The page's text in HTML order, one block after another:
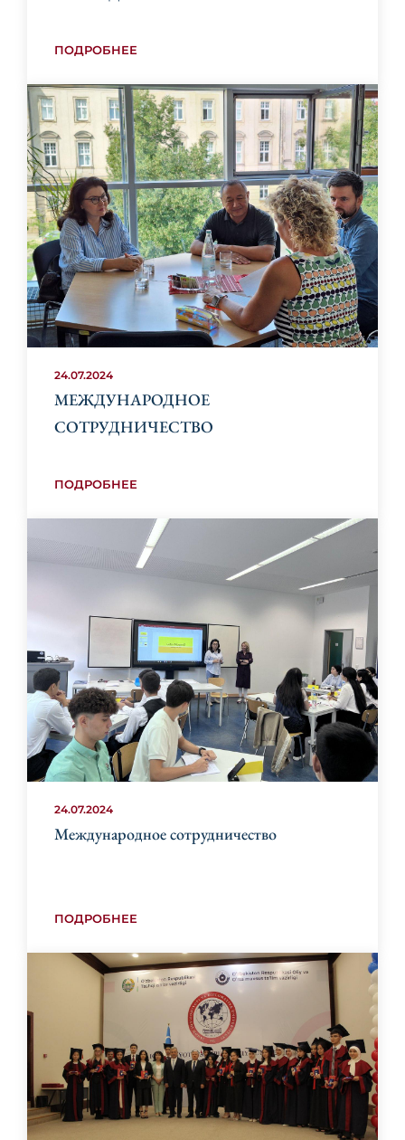
ПОДРОБНЕЕ
24.07.2024
МЕЖДУНАРОДНОЕ
СОТРУДНИЧЕСТВО
ПОДРОБНЕЕ
24.07.2024
Международное сотрудничество
ПОДРОБНЕЕ